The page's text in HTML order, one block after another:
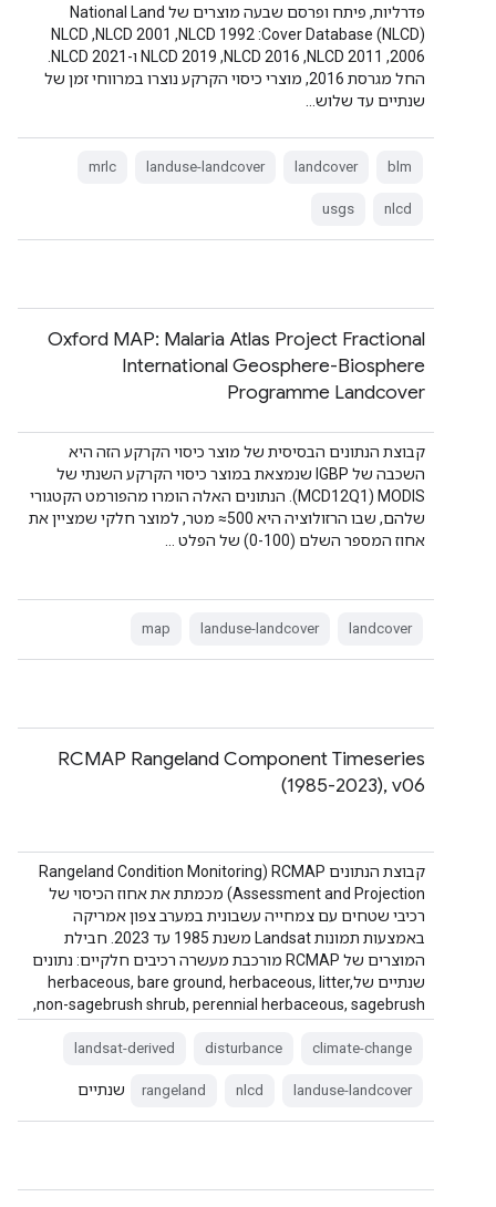
פדרליות, פיתח ופרסם שבעה מוצרים של National Land
Cover Database (NLCD):‏ NLCD 1992,‏ NLCD 2001,‏ NLCD
החל מגרסת 2016, מוצרי כיסוי הקרקע נוצרו במרווחי זמן של
שנתיים עד שלוש…
blm
landcover
landuse-landcover
mrlc
nlcd
usgs
Oxford MAP: Malaria Atlas Project Fractional
International Geosphere-Biosphere
Programme Landcover
קבוצת הנתונים הבסיסית של מוצר כיסוי הקרקע הזה היא
השכבה של IGBP שנמצאת במוצר כיסוי הקרקע השנתי של
MODIS‏ (MCD12Q1). הנתונים האלה הומרו מהפורמט הקטגורי
שלהם, שבו הרזולוציה היא ‎≈500 מטר, למוצר חלקי שמציין את
אחוז המספר השלם (0-100) של הפלט …
landcover
landuse-landcover
map
RCMAP Rangeland Component Timeseries
(1985-2023), v06
קבוצת הנתונים RCMAP ‏(Rangeland Condition Monitoring
Assessment and Projection) מכמתת את אחוז הכיסוי של
רכיבי שטחים עם צמחייה עשבונית במערב צפון אמריקה
באמצעות תמונות Landsat משנת 1985 עד 2023. חבילת
המוצרים של RCMAP מורכבת מעשרה רכיבים חלקיים: נתונים
שנתיים שלherbaceous, bare ground, herbaceous, litter,
non-sagebrush shrub, perennial herbaceous, sagebrush,
climate-change
disturbance
landsat-derived
landuse-landcover
nlcd
rangeland שנתיים